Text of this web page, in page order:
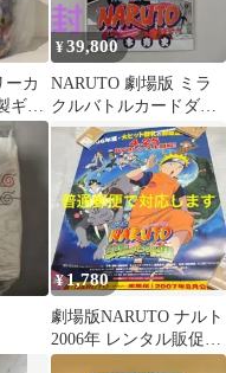
ーカ
ギャ
セッ
¥39,800
NARUTO 劇場版 ミラ
クルバトルカードダス
& DVD 非売品
¥1,780
劇場版NARUTO ナルト
2006年 レンタル販促B2
ポスター 非売品